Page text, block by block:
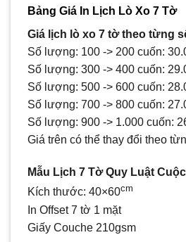
29.000₫.
Bảng Giá In Lịch Lò Xo 7 Tờ
Giá lịch lò xo 7 tờ theo từng
Số lượng: 100 -> 200 cuốn:
Số lượng: 300 -> 400 cuốn:
Số lượng: 500 -> 600 cuốn:
Số lượng: 700 -> 800 cuốn:
Số lượng: 900 -> 1.000 cuốn:
Giá trên có thể thay đổi theo
Mẫu Lịch 7 Tờ Quy Luật
Kích thước: 40×60cm
In Offset 7 tờ 1 mặt
Giấy Couche 210gsm